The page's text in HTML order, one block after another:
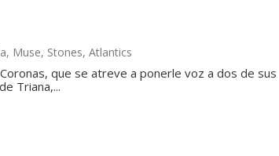
Muse, Stones, Atlantics
que se atreve a ponerle voz a dos de sus
Triana,...